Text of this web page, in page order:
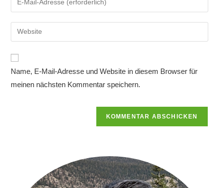
oder
zum
Kommentieren
ein
deine
E-
Mail-
Kommentieren
ein
Gib
deine
URL
ein
(optional)
Name, E-Mail-Adresse und Website in diesem Browser für
meinen nächsten Kommentar speichern.